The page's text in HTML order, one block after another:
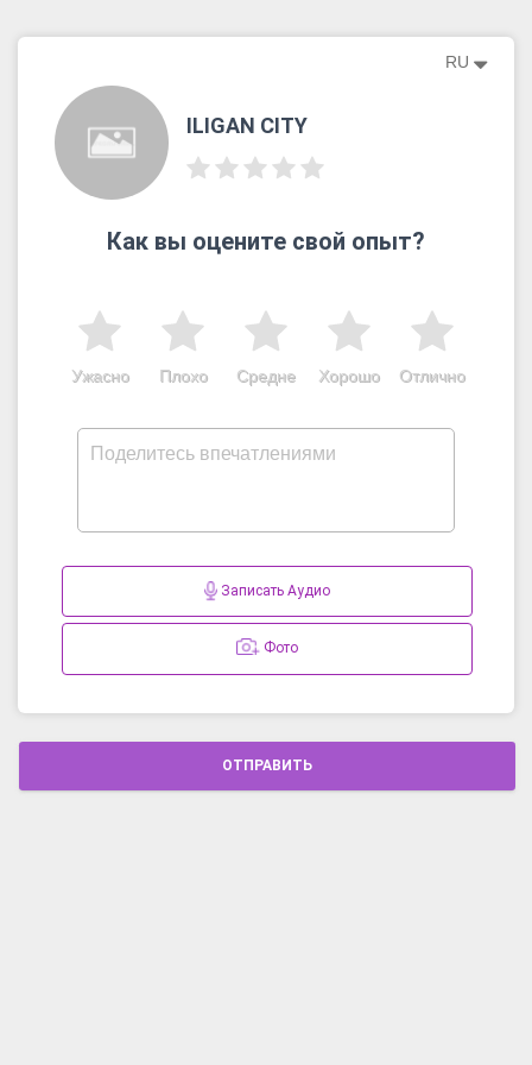
RU
ILIGAN CITY
Как вы оцените свой опыт?
Отлично
Хорошо
Средне
Плохо
Ужасно
Записать Аудио
Фото
ОТПРАВИТЬ